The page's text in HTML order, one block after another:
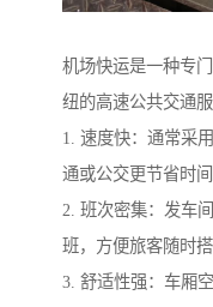
机场快运是一种专
纽的高速公共交通
1. 速度快：通常采
通或公交更节省时间
2. 班次密集：发车
班，方便旅客随时搭
3. 舒适性强：车厢